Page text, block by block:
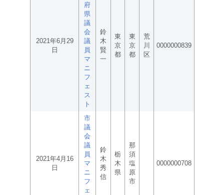
2021年6月29
日
府
県
議
会
議
員
マ
ニ
フ
ェ
ス
ト
鈴
木
賢
一
東
京
都
東
京
都
荒
川
区
0000000839
2021年4月16
日
市
議
会
議
員
マ
ニ
フ
ェ
鈴
木
秀
信
栃
木
県
那
須
塩
原
市
0000000708